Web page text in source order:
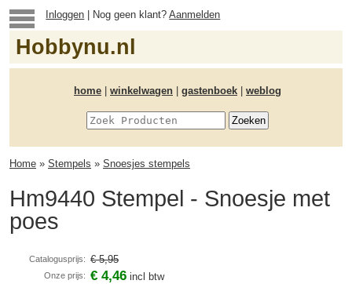
Inloggen | Nog geen klant?Aanmelden
Hobbynu.nl
home winkelwagen gastenboek weblog
Home » Stempels » Snoesjes stempels
Hm9440 Stempel - Snoesje met
poes
Catalogusprijs: € 5,95
Onze prijs: € 4,46 incl btw